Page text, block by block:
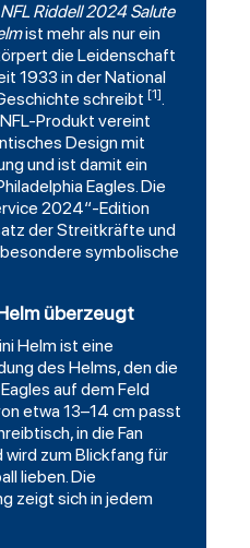
Riddell2024 Salute
ist mehr als nur ein
die Leidenschaft
1933 in der National
schreibt [1].
Produkt vereint
Design mit
und ist damit ein
Eagles. Die
2024“-Edition
der Streitkräfte und
symbolische
überzeugt
Helm ist eine
des Helms, den die
auf dem Feld
etwa 13–14 cm passt
in die Fan
wird zum Blickfang für
lieben. Die
zeigt sich in jedem